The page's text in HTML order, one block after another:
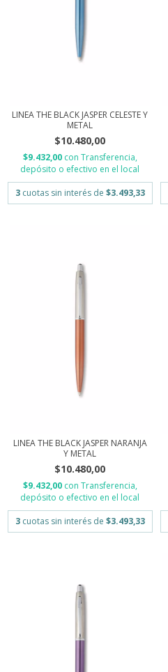
LINEA THE BLACK JASPER CELESTE Y
METAL
$10.480,00
$9.432,00 con Transferencia,
depósito o efectivo en el local
3 cuotas sin interés de $3.493,33
LINEA THE BLACK JASPER NARANJA
Y METAL
$10.480,00
$9.432,00 con Transferencia,
depósito o efectivo en el local
3 cuotas sin interés de $3.493,33